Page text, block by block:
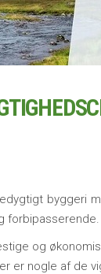
byggeri
forbipasserende.
og
er nogle af de